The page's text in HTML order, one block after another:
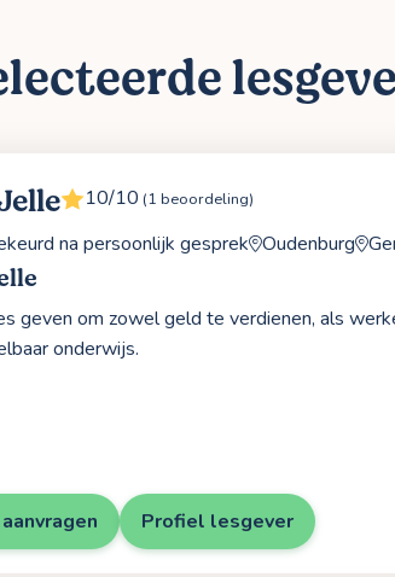
10/10 (1 beoordeling)
na persoonlijk gesprek Oudenburg
geven om zowel geld te verdienen, als
onderwijs.
Profiel lesgever